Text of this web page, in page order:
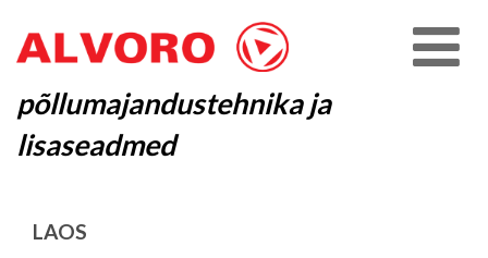
põllumajandustehnika ja
lisaseadmed
LAOS